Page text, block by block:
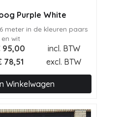
Purple White
meter in de kleuren paars
en wit
95,00
incl. BTW
78,51 excl. BTW
Winkelwagen